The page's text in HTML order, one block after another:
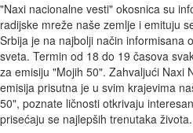
"Naxi nacionalne vesti" okosnica su
radijske mreže naše zemlje i emituju
Srbija je na najbolji način informisana
sveta. Termin od 18 do 19 časova
za emisiju "Mojih 50". Zahvaljući Naxi
emisija prisutna je u svim krajevima
50", poznate ličnosti otkrivaju
prisećaju se najlepših trenutaka života.